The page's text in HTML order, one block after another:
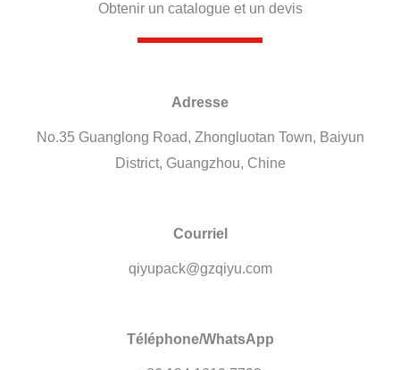
Obtenir un catalogue et un devis
Adresse
No.35 Guanglong Road, Zhongluotan Town, Baiyun
District, Guangzhou, Chine
Courriel
qiyupack@gzqiyu.com
Téléphone/WhatsApp